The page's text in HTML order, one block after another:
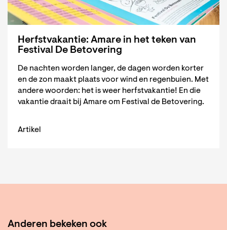
Herfstvakantie: Amare in het teken van
Festival De Betovering
De nachten worden langer, de dagen worden korter
en de zon maakt plaats voor wind en regenbuien. Met
andere woorden: het is weer herfstvakantie! En die
vakantie draait bij Amare om Festival de Betovering.
Artikel
Anderen bekeken ook